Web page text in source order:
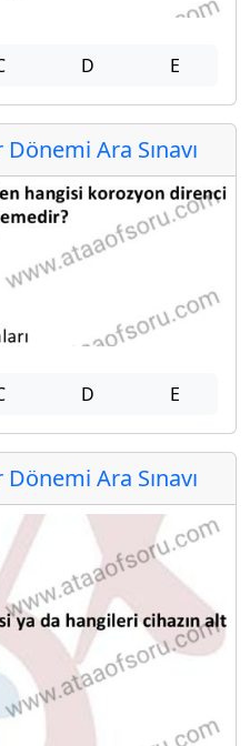
D E
Ara Sınavı
D E
Ara Sınavı